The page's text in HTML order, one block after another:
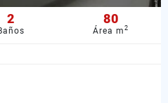
2 80
Área m2